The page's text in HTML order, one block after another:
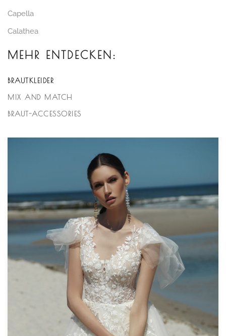
Capella
Calathea
MEHR ENTDECKEN:
BRAUTKLEIDER
MIX AND MATCH
BRAUT-ACCESSORIES